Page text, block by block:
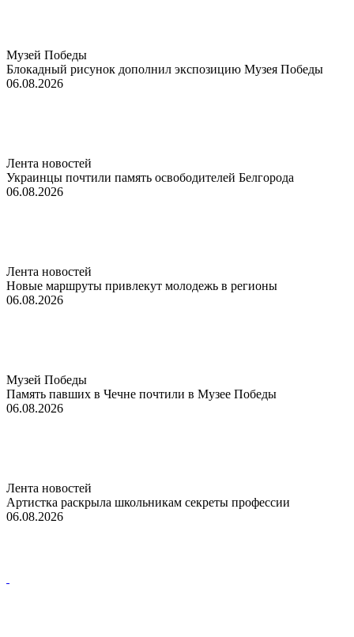
Музей Победы
Блокадный рисунок дополнил экспозицию Музея Победы
06.08.2026
Лента новостей
Украинцы почтили память освободителей Белгорода
06.08.2026
Лента новостей
Новые маршруты привлекут молодежь в регионы
06.08.2026
Музей Победы
Память павших в Чечне почтили в Музее Победы
06.08.2026
Лента новостей
Артистка раскрыла школьникам секреты профессии
06.08.2026